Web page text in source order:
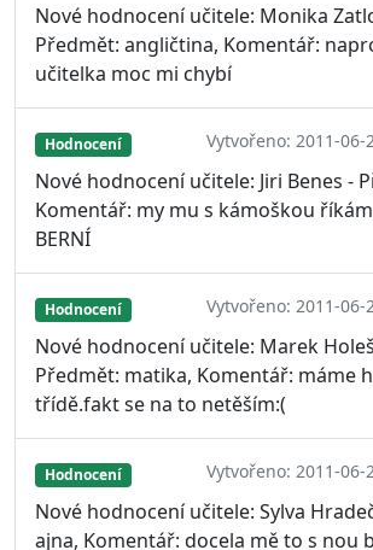
Nové hodnocení učitele: Monika
Předmět: angličtina, Komentář:
učitelka moc mi chybí
Hodnocení Vytvořeno: 2011-06-
Nové hodnocení učitele: Jiri Benes -
Komentář: my mu s kámoškou
BERNÍ
Hodnocení Vytvořeno: 2011-06-
Nové hodnocení učitele: Marek
Předmět: matika, Komentář: máme
třídě.fakt se na to netěším:(
Hodnocení Vytvořeno: 2011-06-
Nové hodnocení učitele: Sylva
ajna, Komentář: docela mě to s nou